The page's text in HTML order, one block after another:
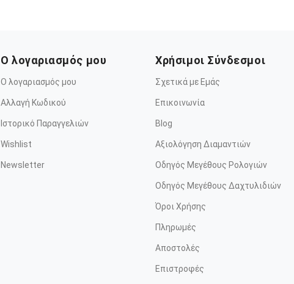
Ο λογαριασμός μου
Ο λογαριασμός μου
Αλλαγή Κωδικού
Ιστορικό Παραγγελιών
Wishlist
Newsletter
Χρήσιμοι Σύνδεσμοι
Σχετικά με Εμάς
Επικοινωνία
Blog
Αξιολόγηση Διαμαντιών
Οδηγός Μεγέθους Ρολογιών
Οδηγός Μεγέθους Δαχτυλιδιών
Όροι Χρήσης
Πληρωμές
Αποστολές
Επιστροφές